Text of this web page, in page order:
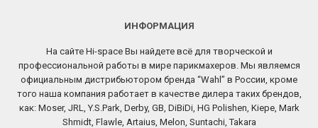
ИНФОРМАЦИЯ
На сайте Hi-space Вы найдете всё для творческой и
профессиональной работы в мире парикмахеров. Мы являемся
официальным дистрибьютором бренда “Wahl” в России, кроме
того наша компания работает в качестве дилера таких брендов,
как: Moser, JRL, Y.S.Park, Derby, GB, DiBiDi, HG Polishen, Kiepe, Mark
Shmidt, Flawle, Artaius, Melon, Suntachi, Takara